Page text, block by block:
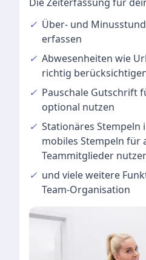
✓ Über- und
erfassen
✓ Abwesenheiten wie
richtig
✓ Pauschale Gutschrift
optional nutzen
✓ Stationäres Stempeln
mobiles Stempeln für
Teammitglieder
✓ und vieleweitere
Team-Organisation